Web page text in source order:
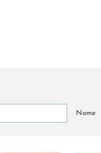
Nome